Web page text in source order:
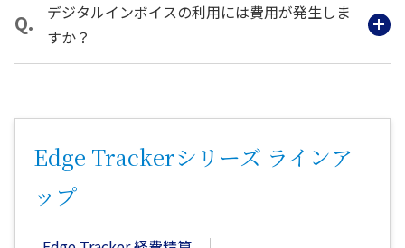
デジタルインボイスの利用には費用が発生しま
すか？
Edge Trackerシリーズ ラインア
ップ